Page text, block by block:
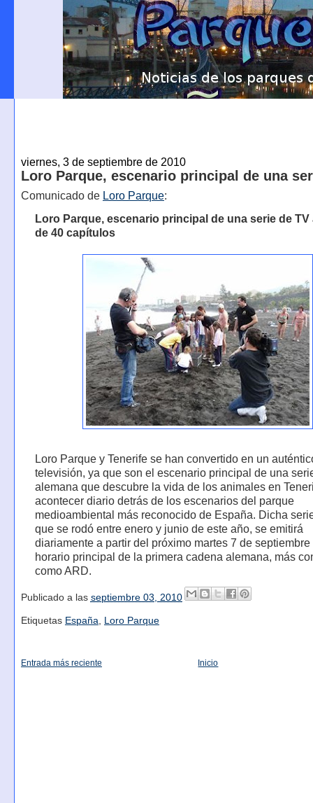
viernes, 3 de septiembre de 2010
Loro Parque, escenario principal de una
Comunicado de Loro Parque:
Loro Parque, escenario principal de una serie de TV
de 40 capítulos
Loro Parque y Tenerife se han convertido en un
televisión, ya que son el escenario principal de una
alemana que descubre la vida de los animales en
acontecer diario detrás de los escenarios del parque
medioambiental más reconocido de España. Dicha
que se rodó entre enero y junio de este año, se emitirá
diariamente a partir del próximo martes 7 de septiembre
horario principal de la primera cadena alemana, más
como ARD.
Publicado a las septiembre 03, 2010
Etiquetas España Loro Parque
Entrada más reciente Inicio